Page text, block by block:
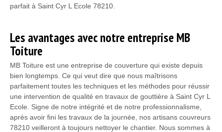
parfait à Saint Cyr L Ecole 78210.
Les avantages avec notre entreprise MB
Toiture
MB Toiture est une entreprise de couverture qui existe depuis
bien longtemps. Ce qui veut dire que nous maîtrisons
parfaitement toutes les techniques et les méthodes pour réussir
une intervention de qualité en travaux de gouttière à Saint Cyr L
Ecole. Signe de notre intégrité et de notre professionnalisme,
après avoir fini les travaux de la journée, nos artisans couvreurs
78210 veilleront à toujours nettoyer le chantier. Nous sommes à